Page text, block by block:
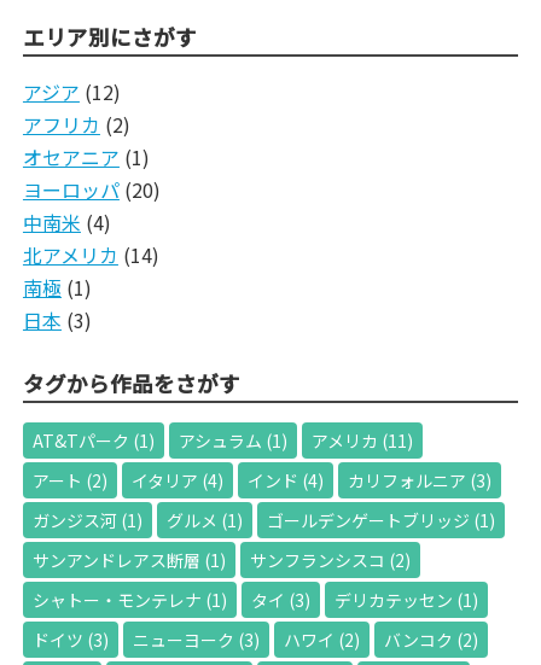
エリア別にさがす
アジア (12)
アフリカ (2)
オセアニア (1)
ヨーロッパ(20)
中南米 (4)
北アメリカ (14)
南極 (1)
日本 (3)
タグから作品をさがす
AT&Tパーク (1) アシュラム (1) アメリカ (11)
アート (2) イタリア (4) インド (4) カリフォルニア (3)
ガンジス河(1) グルメ (1) ゴールデンゲートブリッジ (1)
サンアンドレアス断層 (1) サンフランシスコ (2)
シャトー・モンテレナ (1) タイ (3) デリカテッセン (1)
ドイツ (3) ニューヨーク (3) ハワイ (2) バンコク (2)